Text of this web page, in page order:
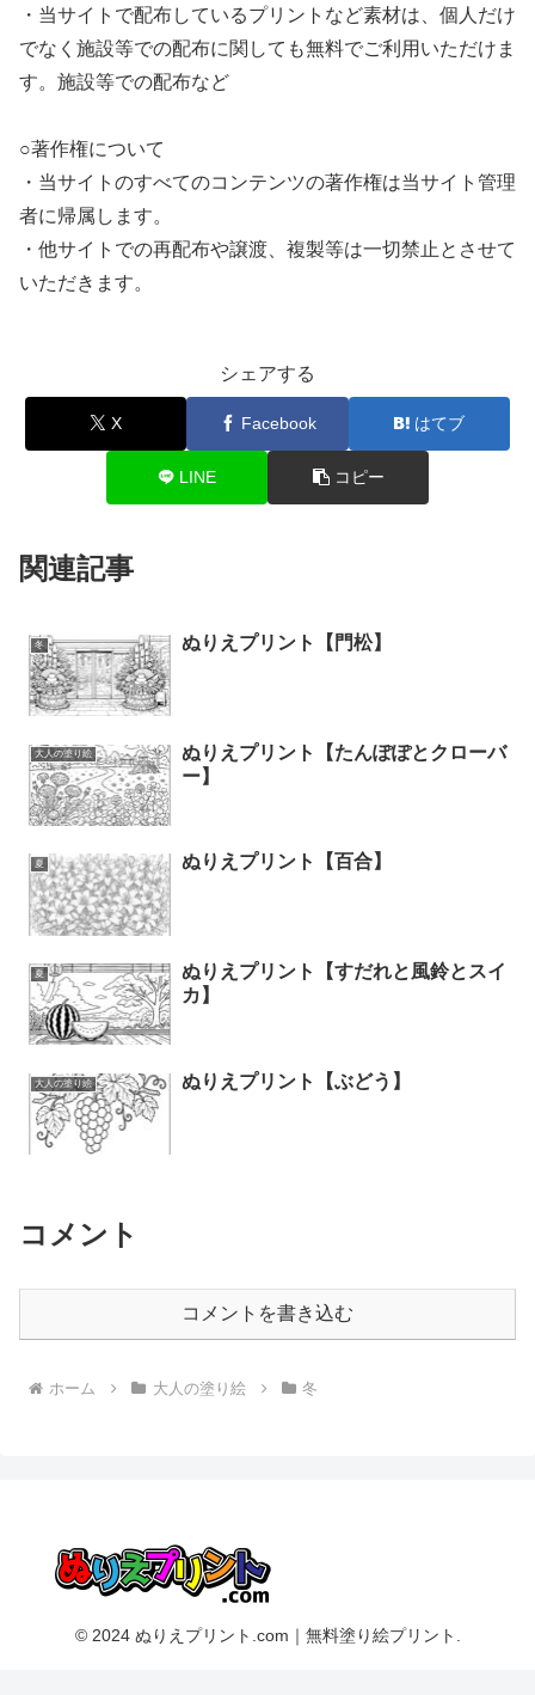
・当サイトで配布しているプリントなど素材は、個人だけ
でなく施設等での配布に関しても無料でご利用いただけま
す。施設等での配布など
○著作権について
・当サイトのすべてのコンテンツの著作権は当サイト管理
者に帰属します。
・他サイトでの再配布や譲渡、複製等は一切禁止とさせて
いただきます。
シェアする
X Facebook はてブ
LINE コピー
関連記事
冬 ぬりえプリント【門松】
大人の塗り絵
ぬりえプリント【たんぽぽとクローバ
ー】
夏 ぬりえプリント【百合】
夏
ぬりえプリント【すだれと風鈴とスイ
カ】
大人の塗り絵 ぬりえプリント【ぶどう】
コメント
コメントを書き込む
ホーム 大人の塗り絵 冬
© 2024 ぬりえプリント.com｜無料塗り絵プリント.